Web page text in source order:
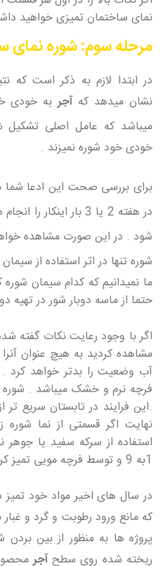
نمای ساختمان تمیزی خواهید
مرحله سوم: شوره نمای
در ابتدا لازم به ذکر است که
نشان میدهد که آجربه خودی
میباشد که عامل اصلی تشکیل
خودی خود شوره نمیزند .
برای بررسی صحت این ادعا شما
در هفته 2 یا 3 بار اینکار را انجام دهید ،
شود . در این صورت مشاهده
شوره تنها در اثر استفاده از
ما نمیدانیم که کدام سیمان
حتما از ماسه دوبار شور در تهیه
اگر با وجود رعایت نکات گفته
مشاهده کردید به هیچ عنوان
آب وضعیت را بدتر خواهد کرد .
فرچه نرم و خشک میباشد . شوره
.این فرایند در تابستان سریع
نهایت اگر قسمتی از نما شوره
استفاده از سرکه سفید یا
1به 9 و توسط فرچه مویی تمیز کرد .
در سال های اخیر مواد خود تمیز
که مانع ورود رطوبت و گرد و
پروژه ها به منظور از بین
ریخته شده روی سطحآجر